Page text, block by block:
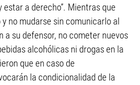
estar a derecho”. Mientras que
no mudarse sin comunicarlo al
a su defensor, no cometer nuevos
alcohólicas ni drogas en la
que en caso de
la condicionalidad de la